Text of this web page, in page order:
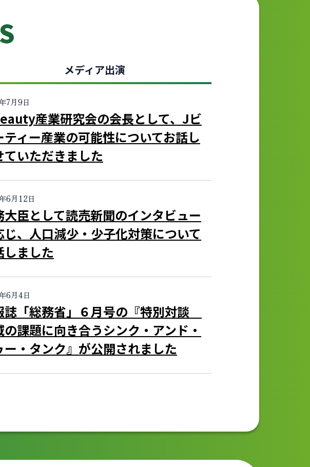
メディア出演
7月9日
産業研究会の会長として、Jビ
ティー産業の可能性についてお話し
ていただきました
6月12日
大臣として読売新聞のインタビュー
じ、人口減少・少子化対策について
しました
6月4日
誌「総務省」６月号の『特別対談
の課題に向き合うシンク・アンド・
ー・タンク』が公開されました